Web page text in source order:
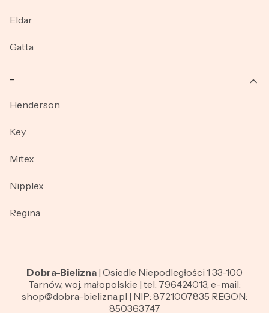
Eldar
Gatta
Henderson
Key
Mitex
Nipplex
Regina
Dobra-Bielizna | Osiedle Niepodległości 1 33-100
Tarnów, woj. małopolskie | tel: 796424013, e-mail:
shop@dobra-bielizna.pl | NIP: 8721007835 REGON:
850363747